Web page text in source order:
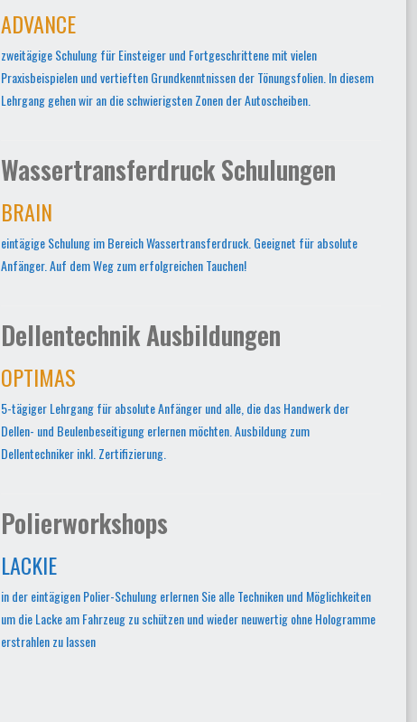
ADVANCE
zweitägige Schulung für Einsteiger und Fortgeschrittene mit vielen
Praxisbeispielen und vertieften Grundkenntnissen der Tönungsfolien. In diesem
Lehrgang gehen wir an die schwierigsten Zonen der Autoscheiben.
Wassertransferdruck Schulungen
BRAIN
eintägige Schulung im Bereich Wassertransferdruck. Geeignet für absolute
Anfänger. Auf dem Weg zum erfolgreichen Tauchen!
Dellentechnik Ausbildungen
OPTIMAS
5-tägiger Lehrgang für absolute Anfänger und alle, die das Handwerk der
Dellen- und Beulenbeseitigung erlernen möchten. Ausbildung zum
Dellentechniker inkl. Zertifizierung.
Polierworkshops
LACKIE
in der eintägigen Polier-Schulung erlernen Sie alle Techniken und Möglichkeiten
um die Lacke am Fahrzeug zu schützen und wieder neuwertig ohne Hologramme
erstrahlen zu lassen